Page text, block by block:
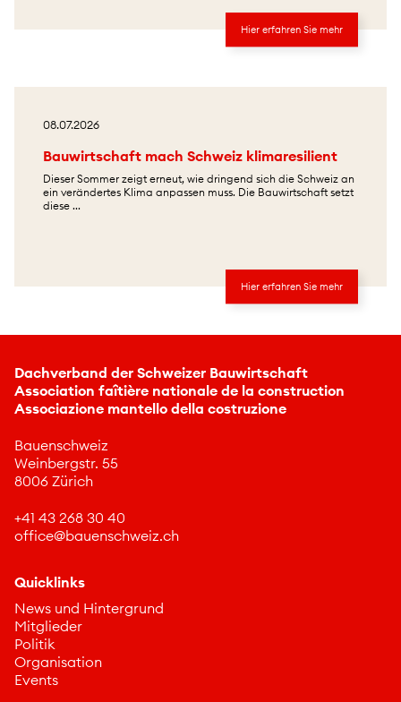
Hier erfahren Sie mehr
08.07.2026
Bauwirtschaft mach Schweiz klimaresilient
Dieser Sommer zeigt erneut, wie dringend sich die Schweiz an
ein verändertes Klima anpassen muss. Die Bauwirtschaft setzt
diese ...
Hier erfahren Sie mehr
Dachverband der Schweizer Bauwirtschaft
Association faîtière nationale de la construction
Associazione mantello della costruzione
Bauenschweiz
Weinbergstr. 55
8006 Zürich
+41 43 268 30 40
ff c b nschw z ch
Quicklinks
News und Hintergrund
Mitglieder
Politik
Organisation
Events